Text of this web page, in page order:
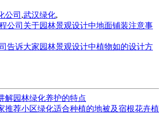
公司 ,武汉绿化,
公司关于园林景观设计中地面铺装注意事
告诉大家园林景观设计中植物如的设计方
解园林绿化养护的特点
推荐小区绿化适合种植的地被及宿根花卉植